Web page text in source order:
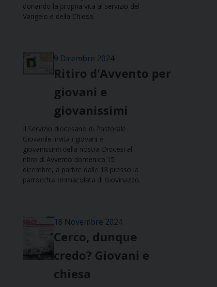
donando la propria vita al servizio del
Vangelo e della Chiesa.
9 Dicembre 2024
Ritiro d’Avvento per
giovani e
giovanissimi
Il Servizio diocesano di Pastorale
Giovanile invita i giovani e
giovanissimi della nostra Diocesi al
ritiro di Avvento domenica 15
dicembre, a partire dalle 18 presso la
parrocchia Immacolata di Giovinazzo.
18 Novembre 2024
Cerco, dunque
credo? Giovani e
chiesa